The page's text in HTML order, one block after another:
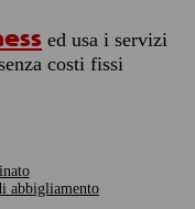
ed usa i servizi
costi fissi
abbigliamento